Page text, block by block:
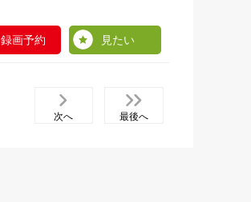
録画予約 見たい
次へ 最後へ